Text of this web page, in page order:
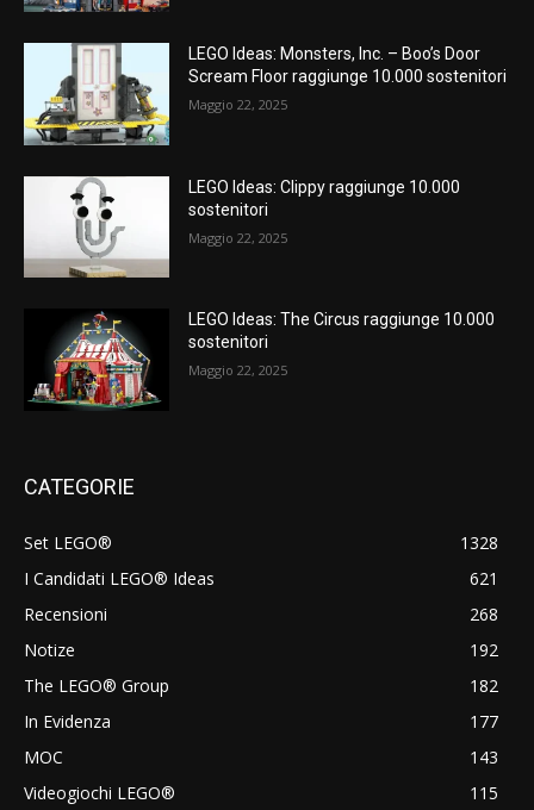
LEGO Ideas: Monsters, Inc. – Boo’s Door
Scream Floor raggiunge 10.000 sostenitori
Maggio 22, 2025
LEGO Ideas: Clippy raggiunge 10.000
sostenitori
Maggio 22, 2025
LEGO Ideas: The Circus raggiunge 10.000
sostenitori
Maggio 22, 2025
CATEGORIE
Set LEGO®
1328
I Candidati LEGO® Ideas
621
Recensioni
268
Notize
192
The LEGO® Group
182
In Evidenza
177
MOC
143
Videogiochi LEGO®
115